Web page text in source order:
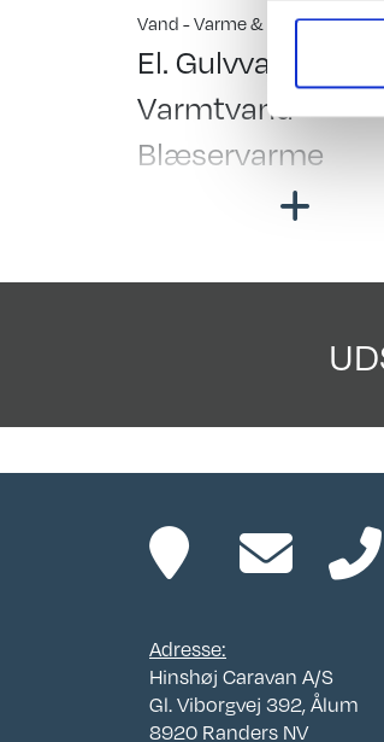
Serviceklap
Vand - Varme & Energi
El. Gulvvarme
Varmtvand
Blæservarme
Fast vandtank
Adresse:
Hinshøj Caravan A/S
Gl. Viborgvej 392, Ålum
8920 Randers NV